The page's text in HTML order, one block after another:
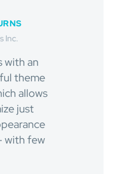
Inc.
with an
theme
allows
just
with few